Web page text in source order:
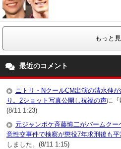
もっと
最近のコメント
ニトリ・NクールCM出演の清水伸
り。2ショット写真公開し祝福の声に『
(8/11 1:23)
元ジャンポケ斉藤慎二がバームク
意性交事件で検察が懲役7年求刑後も
しました。(8/11 1:15)